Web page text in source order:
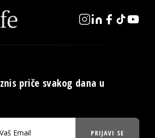
priče svakog dana u
PRIJAVI SE